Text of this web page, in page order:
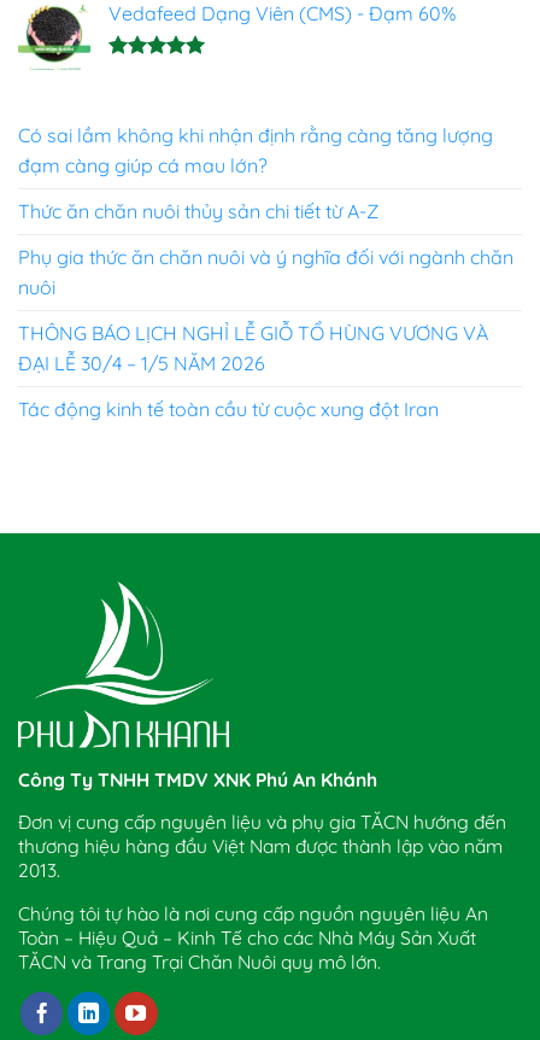
hạng5.00
5 sao
Vedafeed Dạng Viên (CMS) - Đạm 60%
Có sai lầm không khi nhận định rằng càng tăng lượng
đạm càng giúp cá mau lớn?
Thức ăn chăn nuôi thủy sản chi tiết từ A-Z
Phụ gia thức ăn chăn nuôi và ý nghĩa đối với ngành chăn
nuôi
THÔNG BÁO LỊCH NGHỈ LỄ GIỖ TỔ HÙNG VƯƠNG VÀ
ĐẠI LỄ 30/4 – 1/5 NĂM 2026
Tác động kinh tế toàn cầu từ cuộc xung đột Iran
Công Ty TNHH TMDV XNK Phú An Khánh
Đơn vị cung cấp nguyên liệu và phụ gia TĂCN hướng đến
thương hiệu hàng đầu Việt Nam được thành lập vào năm
2013.
Chúng tôi tự hào là nơi cung cấp nguồn nguyên liệu An
Toàn – Hiệu Quả – Kinh Tế cho các Nhà Máy Sản Xuất
TĂCN và Trang Trại Chăn Nuôi quy mô lớn.